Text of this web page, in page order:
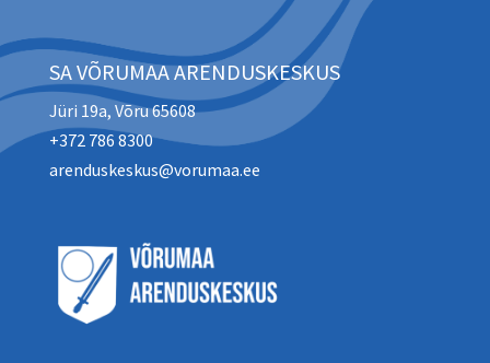
SA VÕRUMAA ARENDUSKESKUS
Jüri 19a, Võru 65608
+372 786 8300
arenduskeskus@vorumaa.ee